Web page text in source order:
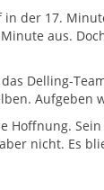
der 17.
aus.
Delling-
Aufgeben
Hoffnung.
nicht. Es